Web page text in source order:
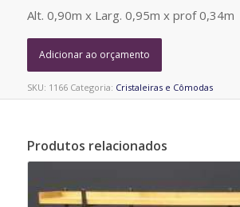
Alt. 0,90m x Larg. 0,95m x prof 0,34m
Adicionar ao orçamento
SKU: 1166 Categoria: Cristaleiras e Cômodas
Produtos relacionados